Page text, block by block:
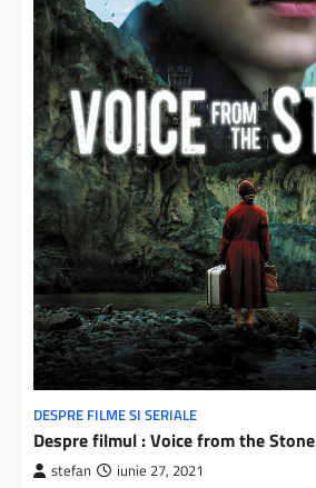
DESPRE FILME SI SERIALE
Despre filmul : Voice from the Stone
stefan iunie 27, 2021